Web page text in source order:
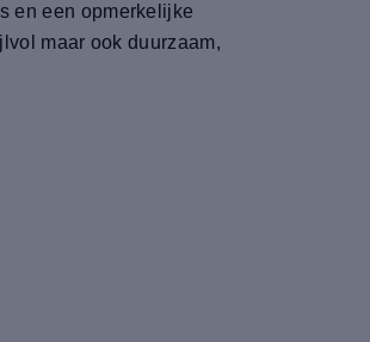
en een opmerkelijke
maar ook duurzaam,